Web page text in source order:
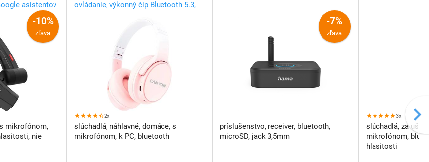
asistentov
-10%
zľava
mikrofónom,
nie
ovládanie, výkonný čip Bluetooth 5.3,
2x
slúchadlá, náhlavné, domáce, s
mikrofónom, k PC, bluetooth
-7%
zľava
príslušenstvo, receiver, bluetooth,
microSD, jack 3,5mm
3x
slúchadlá, za uši,
mikrofónom,
hlasitosti